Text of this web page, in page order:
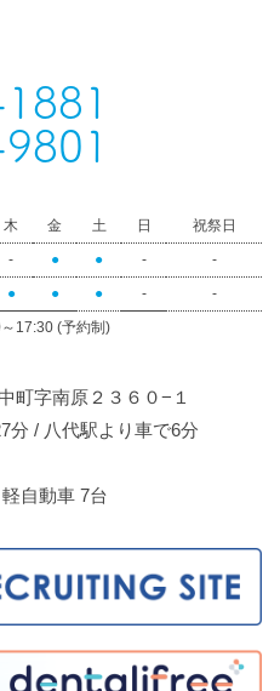
木 金 土 日
祝祭日
- ● ● -
-
● ● ● -
-
17:30 (予約制)
町字南原２３６０−１
分 / 八代駅より車で6分
自動車 7台